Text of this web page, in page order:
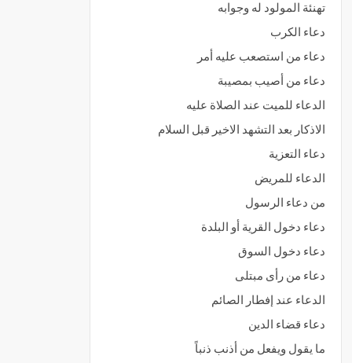
تهنئة المولود له وجوابه
دعاء الكرب
دعاء من استصعب عليه أمر
دعاء من أصيب بمصيبة
الدعاء للميت عند الصلاة عليه
الاذكار بعد التشهد الاخير قبل السلام
دعاء التعزية
الدعاء للمريض
من دعاء الرسول
دعاء دخول القرية أو البلدة
دعاء دخول السوق
دعاء من رأى مبتلى
الدعاء عند إفطار الصائم
دعاء قضاء الدين
ما يقول ويفعل من أذنب ذنباً